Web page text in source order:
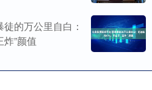
的万公里自白：
”颜值